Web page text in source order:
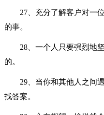
27、充分了解客户对一
的事。
28、一个人只要强烈地
的。
29、当你和其他人之间
找答案。